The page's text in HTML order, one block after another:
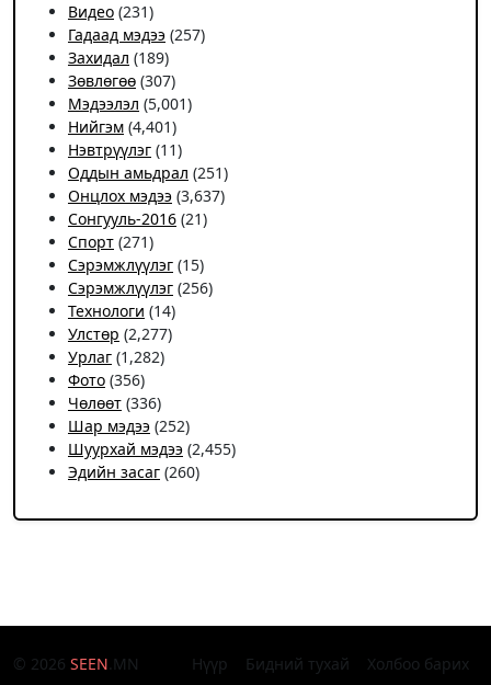
Видео (231)
Гадаад мэдээ (257)
Захидал (189)
Зөвлөгөө (307)
Мэдээлэл (5,001)
Нийгэм (4,401)
Нэвтрүүлэг (11)
Оддын амьдрал (251)
Онцлох мэдээ (3,637)
Сонгууль-2016 (21)
Спорт (271)
Сэрэмжлүүлэг (15)
Сэрэмжлүүлэг (256)
Технологи (14)
Улстөр (2,277)
Урлаг (1,282)
Фото (356)
Чѳлѳѳт (336)
Шар мэдээ (252)
Шуурхай мэдээ (2,455)
Эдийн засаг (260)
© 2026 SEEN.MN Нүүр Бидний тухай Холбоо барих